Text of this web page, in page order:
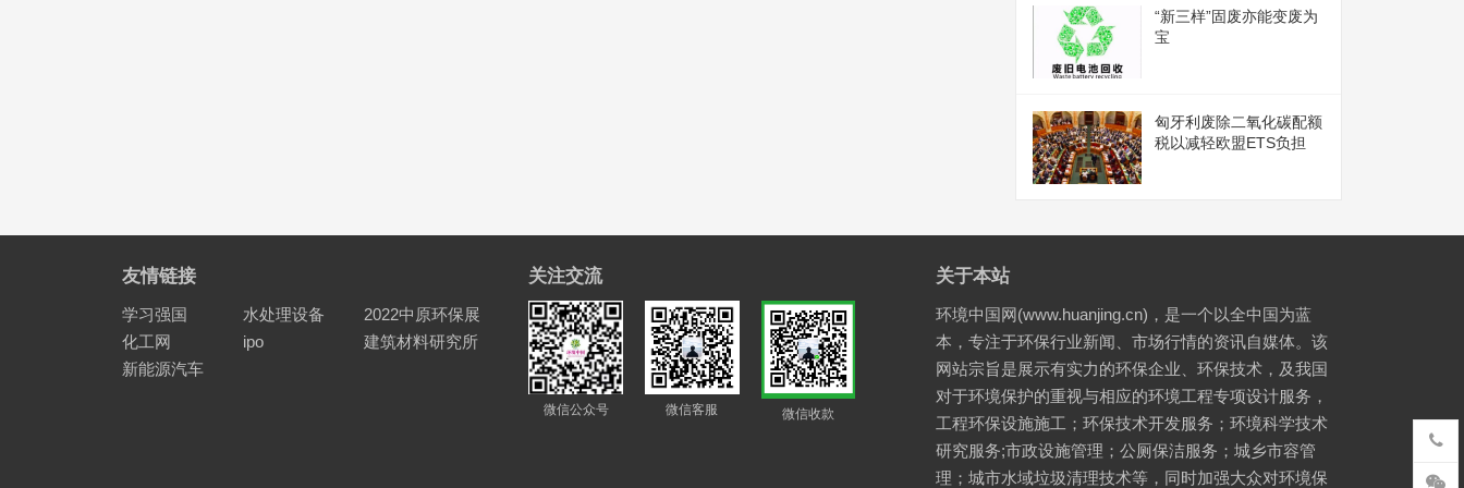
“新三样”固废亦能变废为
宝
匈牙利废除二氧化碳配额
税以减轻欧盟ETS负担
友情链接
学习强国 水处理设备
2022中原环保展
化工网
ipo
建筑材料研究所
新能源汽车
关注交流
微信公众号 微信客服 微信收款
关于本站
环境中国网(www.huanjing.cn)，是一个以全中国为蓝
本，专注于环保行业新闻、市场行情的资讯自媒体。该
网站宗旨是展示有实力的环保企业、环保技术，及我国
对于环境保护的重视与相应的环境工程专项设计服务，
工程环保设施施工；环保技术开发服务；环境科学技术
研究服务;市政设施管理；公厕保洁服务；城乡市容管
理；城市水域垃圾清理技术等，同时加强大众对环境保